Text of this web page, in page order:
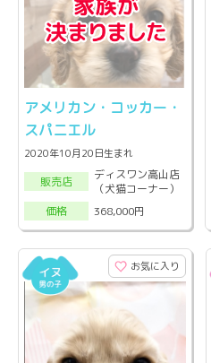
アメリカン・コッカー・
スパニエル
2020年10月20日生まれ
販売店
ディスワン高山店
（犬猫コーナー）
価格
368,000円
お気に入り